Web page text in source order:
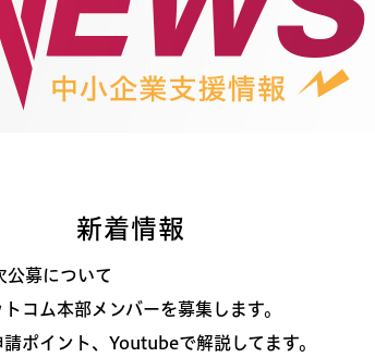
新着情報
公募について
コム本部メンバーを募集します。
ポイント、Youtubeで解説してます。